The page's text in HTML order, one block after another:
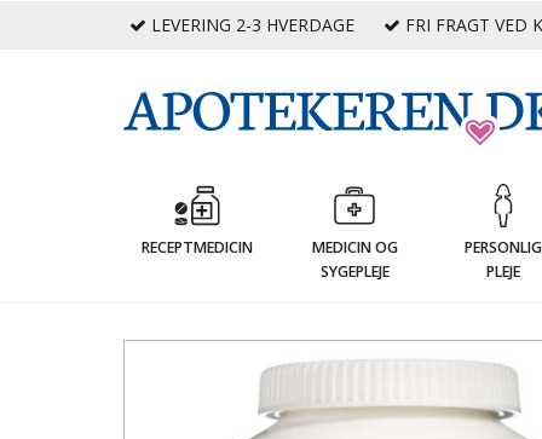
LEVERING 2-3 HVERDAGE FRI FRAGT VED
RECEPTMEDICIN
MEDICIN OG
SYGEPLEJE
PERSONLIG
PLEJE